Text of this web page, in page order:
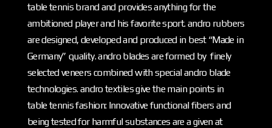
table tennis brand and provides anything for the
ambitioned player and his favorite sport. andro rubbers
are designed, developed and produced in best “Made in
Germany” quality. andro blades are formed by finely
selected veneers combined with special andro blade
technologies. andro textiles give the main points in
table tennis fashion: Innovative functional fibers and
being tested for harmful substances are a given at